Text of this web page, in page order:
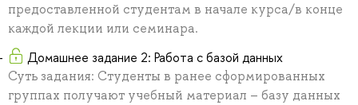
предоставленной студентам в начале курса/в конце
каждой лекции или семинара.
Домашнее задание 2: Работа с базой данных
Суть задания: Студенты в ранее сформированных
группах получают учебный материал – базу данных